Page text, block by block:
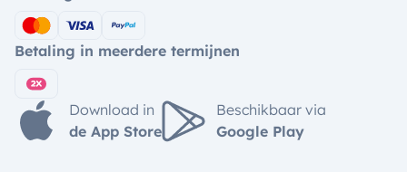
Betaling in meerdere termijnen
Download in
de App Store
Beschikbaar via
Google Play